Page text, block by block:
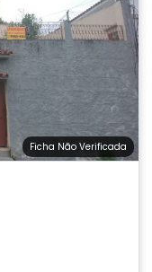
Ficha Não Verificada